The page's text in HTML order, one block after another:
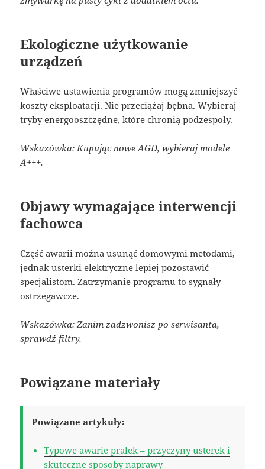
Ekologiczne użytkowanie
urządzeń
Właściwe ustawienia programów mogą zmniejszyć
koszty eksploatacji. Nie przeciążaj bębna. Wybieraj
tryby energooszczędne, które chronią podzespoły.
Wskazówka: Kupując nowe AGD, wybieraj modele
A+++.
Objawy wymagające interwencji
fachowca
Część awarii można usunąć domowymi metodami,
jednak usterki elektryczne lepiej pozostawić
specjalistom. Zatrzymanie programu to sygnały
ostrzegawcze.
Wskazówka: Zanim zadzwonisz po serwisanta,
sprawdź filtry.
Powiązane materiały
Powiązane artykuły:
Typowe awarie pralek – przyczyny usterek i
skuteczne sposoby naprawy